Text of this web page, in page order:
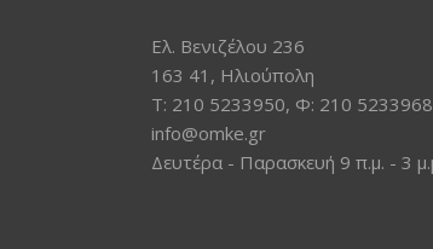
Ελ. Βενιζέλου 236
163 41, Ηλιούπολη
Τ: 210 5233950, Φ: 210 5233968
info@omke.gr
Δευτέρα - Παρασκευή 9 π.μ. - 3